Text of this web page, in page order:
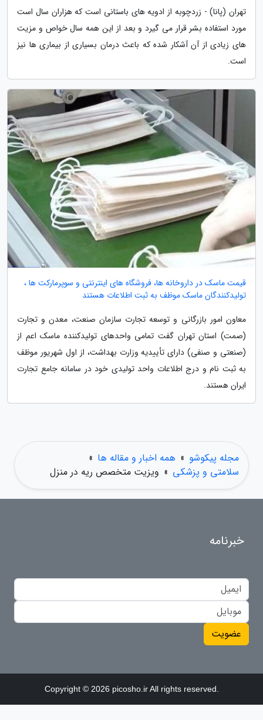
تهران (پانا) - زردچوبه از ادویه های باستانی است که هزاران سال است
مورد استفاده بشر قرار می گیرد و بعد از این همه سال خواص و مزیت
های زیادی از آن آشکار شده که باعث درمان بسیاری از بیماری ها نیز
است.
قیمت ماسک در داروخانه ها، فروشگاه های اینترنتی و سوپرمارکت ها ،
تولیدکنندگان ماسک موظف به ثبت اطلاعات هستند
معاون امور بازرگانی و توسعه تجارت سازمان صنعت، معدن و تجارت
(صمت) استان تهران گفت تمامی واحدهای تولیدکننده ماسک اعم از
(صنعتی و صنفی) دارای تأییدیه وزارت بهداشت، از اول شهریور موظف
به ثبت نام و درج اطلاعات واحد تولیدی خود در سامانه جامع تجارت
ایران هستند.
مجله پیکوشو » همه اخبار و مقاله ها »
سلامتی و پزشکی » ویزیت متخصص ریه در منزل
خبرنامه
عضویت
Copyright © 2026 picosho.ir All rights reserved.